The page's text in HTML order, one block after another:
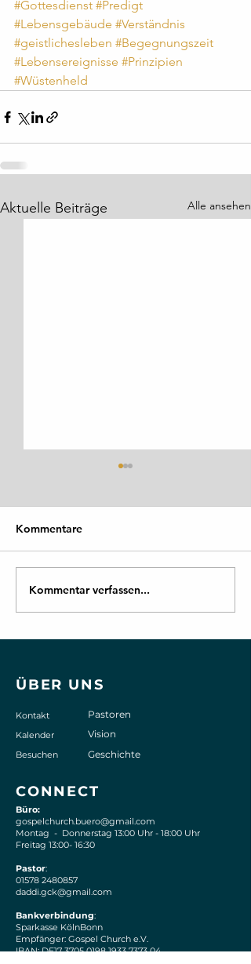
#Gottesdienst #Predigt
#Lebensgebäude #Verständnis
#geistlichesleben #Begegnungszeit
#Lebensereignisse #Prinzipien
#Wüstenheld
Aktuelle Beiträge Alle ansehen
Der Gottesdienst vom
28/04/2019 ist online
Kommentare
Kommentar verfassen...
ÜBER UNS
Kontakt Pastoren
Kalender Vision
Besuchen Geschichte
Büro:
gospelchurch.buero@gmail.com
Montag - Donnerstag 13:00 Uhr - 18:00 Uhr
Freitag 13:00- 16:30
Pastor:
01578 2480857
daddi.gck@gmail.com
Bankverbindung:
Sparkasse KölnBonn
Empfänger: Gospel Church e.V.
IBAN: DE17 3705 0198 1933 7373 04
CONNECT